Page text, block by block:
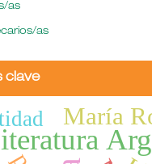
as
as
clave
María